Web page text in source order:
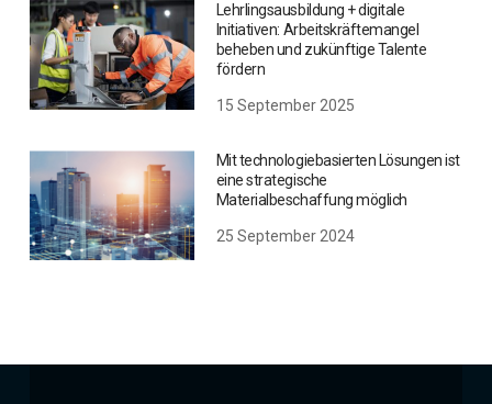
Lehrlingsausbildung + digitale
Initiativen: Arbeitskräftemangel
beheben und zukünftige Talente
fördern
15 September 2025
Mit technologiebasierten Lösungen ist
eine strategische
Materialbeschaffung möglich
25 September 2024